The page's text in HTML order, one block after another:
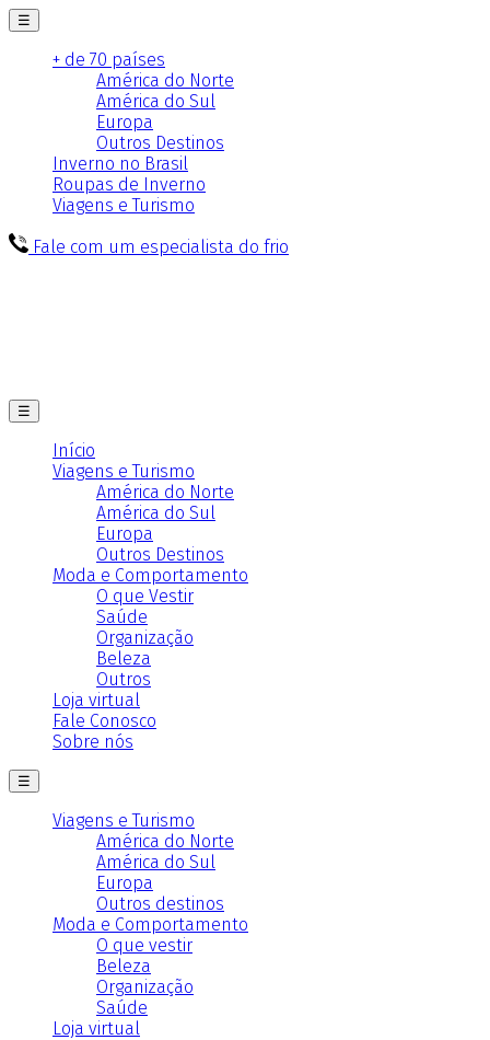
☰
+ de 70 países
América do Norte
América do Sul
Europa
Outros Destinos
Inverno no Brasil
Roupas de Inverno
Viagens e Turismo
Fale com um especialista do frio
☰
Início
Viagens e Turismo
América do Norte
América do Sul
Europa
Outros Destinos
Moda e Comportamento
O que Vestir
Saúde
Organização
Beleza
Outros
Loja virtual
Fale Conosco
Sobre nós
☰
Viagens e Turismo
América do Norte
América do Sul
Europa
Outros destinos
Moda e Comportamento
O que vestir
Beleza
Organização
Saúde
Loja virtual